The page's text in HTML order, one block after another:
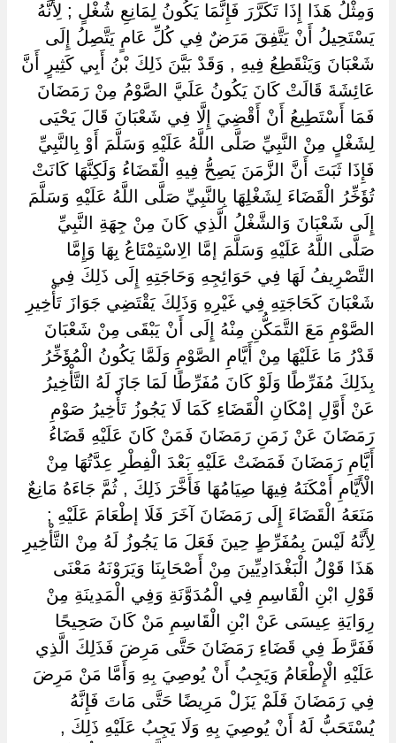
وَمِثْلُ هَذَا إِذَا تَكَرَّرَ فَإِنَّمَا يَكُونُ لِمَانِعِ شُغْلٍ ; لِأَنَّهُ
يَسْتَحِيلُ أَنْ يَتَّفِقَ مَرَضٌ فِي كُلِّ عَامٍ يَتَّصِلُ إِلَى
شَعْبَانَ وَيَنْقَطِعُ فِيهِ , وَقَدْ بَيَّنَ ذَلِكَ بْنُ أَبِي كَثِيرٍ أَنَّ
عَائِشَةَ قَالَتْ كَانَ يَكُونُ عَلَيَّ الصَّوْمُ مِنْ رَمَضَانَ
فَمَا أَسْتَطِيعُ أَنْ أَقْضِيَ إِلَّا فِي شَعْبَانَ قَالَ يَحْيَى
لِشَغْلٍ مِنْ النَّبِيِّ صَلَّى اللَّهُ عَلَيْهِ وَسَلَّمَ أَوْ بِالنَّبِيِّ
فَإِذَا ثَبَتَ أَنَّ الزَّمَنَ يَصِحُّ فِيهِ الْقَضَاءُ وَلَكِنَّهَا كَانَتْ
تُؤَخِّرُ الْقَضَاءَ لِشَغْلِهَا بِالنَّبِيِّ صَلَّى اللَّهُ عَلَيْهِ وَسَلَّمَ
إِلَى شَعْبَانَ وَالشَّغْلُ الَّذِي كَانَ مِنْ جِهَةِ النَّبِيِّ
صَلَّى اللَّهُ عَلَيْهِ وَسَلَّمَ إمَّا الِاسْتِمْتَاعُ بِهَا وَإِمَّا
التَّصْرِيفُ لَهَا فِي حَوَائِجِهِ وَحَاجَتِهِ إِلَى ذَلِكَ فِي
شَعْبَانَ كَحَاجَتِهِ فِي غَيْرِهِ وَذَلِكَ يَقْتَضِي جَوَازَ تَأْخِيرِ
الصَّوْمِ مَعَ التَّمَكُّنِ مِنْهُ إِلَى أَنْ يَبْقَى مِنْ شَعْبَانَ
قَدْرُ مَا عَلَيْهَا مِنْ أَيَّامِ الصَّوْمِ وَلَمَّا يَكُونُ الْمُؤَخِّرُ
بِذَلِكَ مُفَرِّطًا وَلَوْ كَانَ مُفَرِّطًا لَمَا جَازَ لَهُ التَّأْخِيرُ
عَنْ أَوَّلِ إمْكَانِ الْقَضَاءِ كَمَا لَا يَجُوزُ تَأْخِيرُ صَوْمِ
رَمَضَانَ عَنْ زَمَنِ رَمَضَانَ فَمَنْ كَانَ عَلَيْهِ قَضَاءُ
أَيَّامِ رَمَضَانَ فَمَضَتْ عَلَيْهِ بَعْدَ الْفِطْرِ عِدَّتُهَا مِنْ
الْأَيَّامِ أَمْكَنَهُ فِيهَا صِيَامُهَا فَأَخَّرَ ذَلِكَ , ثُمَّ جَاءَهُ مَانِعٌ
مَنَعَهُ الْقَضَاءَ إِلَى رَمَضَانَ آخَرَ فَلَا إطْعَامَ عَلَيْهِ ;
لِأَنَّهُ لَيْسَ بِمُفَرِّطٍ حِينَ فَعَلَ مَا يَجُوزُ لَهُ مِنْ التَّأْخِيرِ
هَذَا قَوْلُ الْبَغْدَادِيِّينَ مِنْ أَصْحَابِنَا وَيَرَوْنَهُ مَعْنَى
قَوْلِ ابْنِ الْقَاسِمِ فِي الْمُدَوَّنَةِ وَفِي الْمَدِينَةِ مِنْ
رِوَايَةِ عِيسَى عَنْ ابْنِ الْقَاسِمِ مَنْ كَانَ صَحِيحًا
فَفَرَّطَ فِي قَضَاءِ رَمَضَانَ حَتَّى مَرِضَ فَذَلِكَ الَّذِي
عَلَيْهِ الْإِطْعَامُ وَيَجِبُ أَنْ يُوصِيَ بِهِ وَأَمَّا مَنْ مَرِضَ
فِي رَمَضَانَ فَلَمْ يَزَلْ مَرِيضًا حَتَّى مَاتَ فَإِنَّهُ
يُسْتَحَبُّ لَهُ أَنْ يُوصِيَ بِهِ وَلَا يَجِبُ عَلَيْهِ ذَلِكَ ,